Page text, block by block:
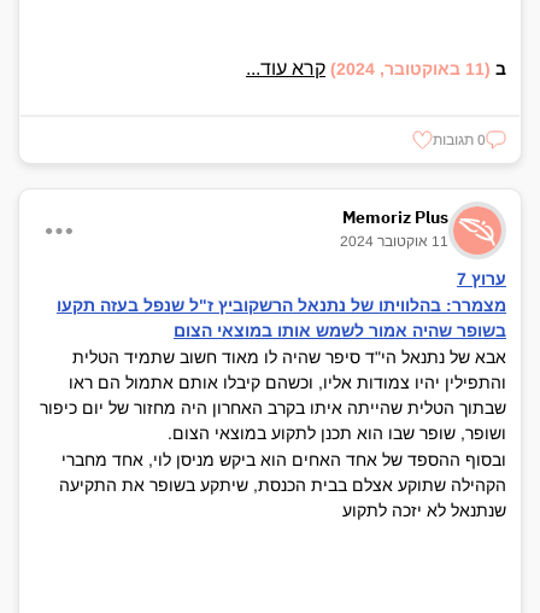
ב (11 באוקטובר, 2024) קרא עוד...
0 תגובות
Memoriz Plus
11 אוקטובר 2024
ערוץ 7
מצמרר: בהלוויתו של נתנאל הרשקוביץ ז"ל שנפל בעזה תקעו
בשופר שהיה אמור לשמש אותו במוצאי הצום
אבא של נתנאל הי"ד סיפר שהיה לו מאוד חשוב שתמיד הטלית
והתפילין יהיו צמודות אליו, וכשהם קיבלו אותם אתמול הם ראו
שבתוך הטלית שהייתה איתו בקרב האחרון היה מחזור של יום כיפור
ושופר, שופר שבו הוא תכנן לתקוע במוצאי הצום.
ובסוף ההספד של אחד האחים הוא ביקש מניסן לוי, אחד מחברי
הקהילה שתוקע אצלם בבית הכנסת, שיתקע בשופר את התקיעה
שנתנאל לא יזכה לתקוע